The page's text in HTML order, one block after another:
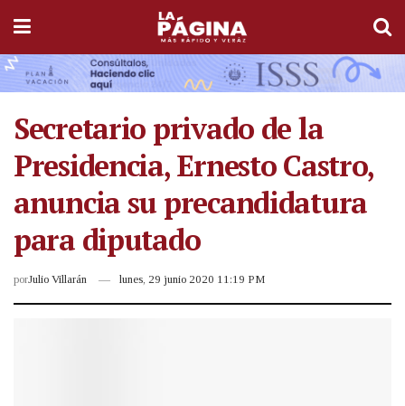
Secretario privado de la
Presidencia, Ernesto Castro,
anuncia su precandidatura
para diputado
porJulio Villarán lunes, 29 junio 2020 11:19 PM